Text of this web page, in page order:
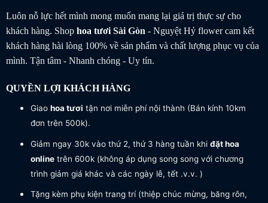
Luôn nỗ lực hết mình mong muốn mang lại giá trị thực sự cho
khách hàng. Shop hoa tươiSài Gòn- Nguyệt Hỷ flower cam kết
khách hàng hài lòng 100% về sản phẩm và chất lượng phục vụ của
mình. Tận tâm - Nhanh chóng - Uy tín.
QUYỀN LỢI KHÁCH HÀNG
Giao hoa tươi tận nơi miễn phí nội thành (Bán kính 10km
đơn trên 500k).
Giảm ngay 30k vào thứ 2, thứ 3 hàng tuần khi đặt hoa
onlinetrên 600k (không áp dụng song song với chương
trình giảm giá khác và các ngày lễ, tết .v.v. )
Tặng kèm phụ kiện trang trí (thiệp chúc mừng, băng rôn,